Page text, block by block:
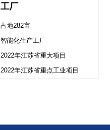
工厂
占地282亩
智能化生产工厂
2022年江苏省重大项目
2022年江苏省重点工业项目